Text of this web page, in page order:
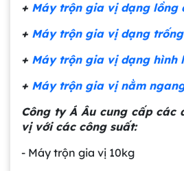
+ Máy trộn gia vị dạng lồng
+ Máy trộn gia vị dạng
+ Máy trộn gia vị dạng hình
+ Máy trộn gia vị nằm
Công ty Á Âu cung cấp các
vị với các công suất:
- Máy trộn gia vị 10kg